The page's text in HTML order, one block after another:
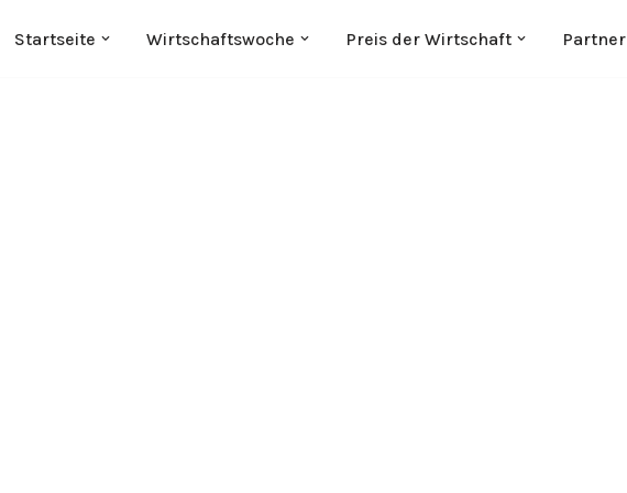
Startseite Wirtschaftswoche Preis der Wirtschaft Partner